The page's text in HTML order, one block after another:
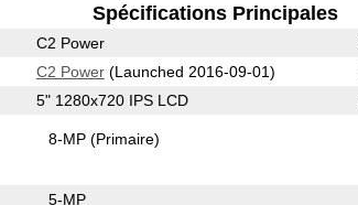
Spécifications Principales
C2 Power
C2 Power(Launched 2016-09-01)
5" 1280x720 IPS LCD
8-MP(Primaire)
5-MP